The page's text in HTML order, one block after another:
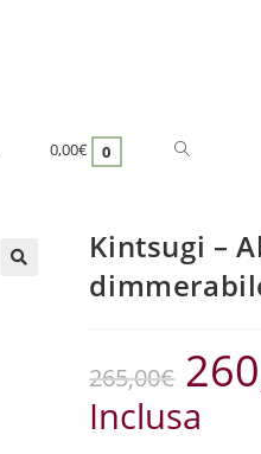
0,00€ 0
Kintsugi –
265,00€
Inclusa